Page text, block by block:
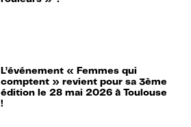
L’événement « Femmes qui
comptent » revient pour sa 3ème
édition le 28 mai 2026 à Toulouse
!